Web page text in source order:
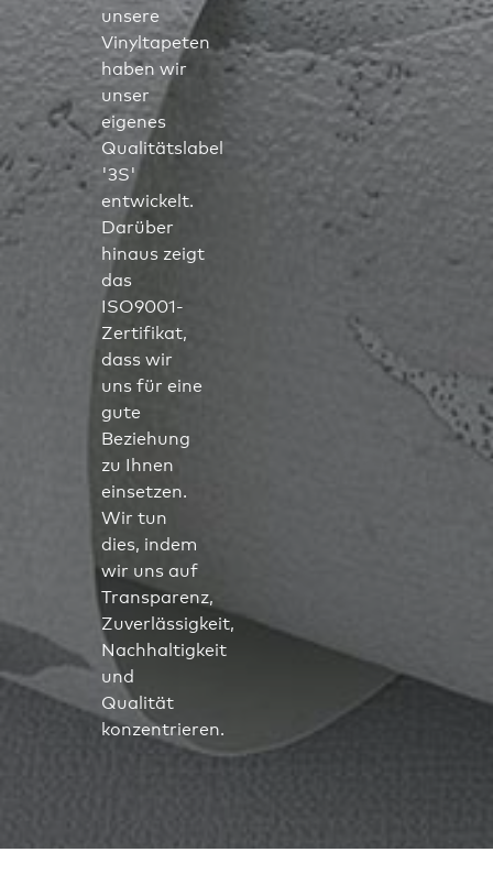
unsere
Vinyltapeten
haben wir
unser
eigenes
Qualitätslabel
'3S'
entwickelt.
Darüber
hinaus zeigt
das
ISO9001-
Zertifikat,
dass wir
uns für eine
gute
Beziehung
zu Ihnen
einsetzen.
Wir tun
dies, indem
wir uns auf
Transparenz,
Zuverlässigkeit,
Nachhaltigkeit
und
Qualität
konzentrieren.